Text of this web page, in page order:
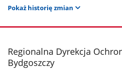
Pokaż historię zmian
stopka
Regionalna Dyrekcja
Bydgoszczy